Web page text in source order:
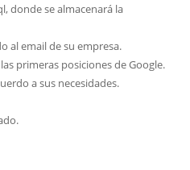
donde se almacenará la
al email de su empresa.
primeras posiciones de Google.
a sus necesidades.